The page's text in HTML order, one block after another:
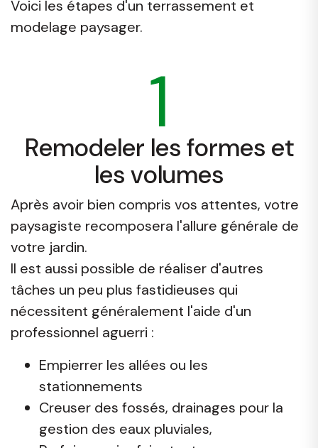
homogène à votre jardin.
Voici les étapes d'un terrassement et
modelage paysager.
1
Remodeler les formes et
les volumes
Après avoir bien compris vos attentes, votre
paysagiste recomposera l'allure générale de
votre jardin.
Il est aussi possible de réaliser d'autres
tâches un peu plus fastidieuses qui
nécessitent généralement l'aide d'un
professionnel aguerri :
Empierrer les allées ou les
stationnements
Creuser des fossés, drainages pour la
gestion des eaux pluviales,